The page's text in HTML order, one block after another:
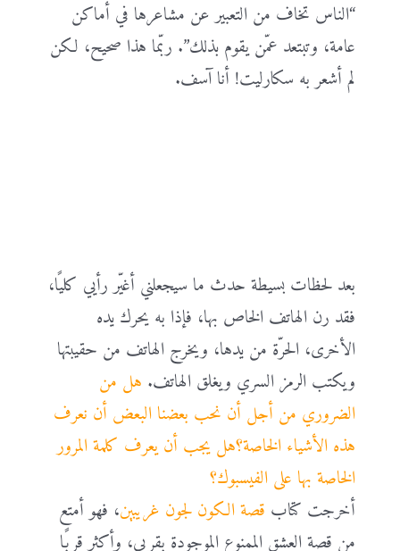
“الناس تخاف من التعبير عن مشاعرها في أماكن
عامة، وتبتعد عمّن يقوم بذلك”. ربّما هذا صحيح، لكن
لم أشعر به سكارليت! أنا آسف.
بعد لحظات بسيطة حدث ما سيجعلني أغيّر رأيي كليًا،
فقد رن الهاتف الخاص بها، فإذا به يحرك يده
الأخرى، الحرّة من يدها، ويخرج الهاتف من حقيبتها
ويكتب الرمز السري ويغلق الهاتف. هل من
الضروري من أجل أن نحب بعضنا البعض أن نعرف
هذه الأشياء الخاصة؟هل يجب أن يعرف كلمة المرور
الخاصة بها على الفيسبوك؟
أخرجت كتاب قصة الكون لجون غريبين، فهو أمتع
من قصة العشق الممنوع الموجودة بقربي، وأكثر قربًا